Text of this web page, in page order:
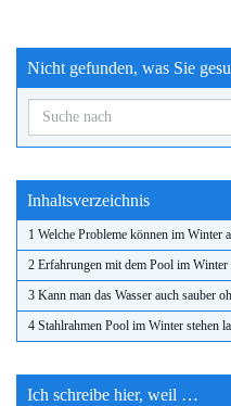
Nicht gefunden, was Sie
Inhaltsverzeichnis
1 Welche Probleme können im Winter
2 Erfahrungen mit dem Pool im Winter
3 Kann man das Wasser auch sauber
4 Stahlrahmen Pool im Winter stehen
Ich schreibe hier, weil …